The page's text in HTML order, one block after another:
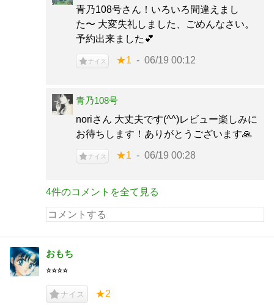
青乃108号さん！いろいろ間違えまし
た〜 大変失礼しました、ごめんなさい。
予約出来ました💕
ナイス ★1 06/19 00:12
青乃108号
noriさん 大丈夫です(^^)レビュー楽しみに
お待ちします！ありがとうございます🙏
ナイス ★1 06/19 00:28
4件のコメントを全て見る
おもち
⭐︎⭐︎⭐︎⭐︎
ナイス ★2